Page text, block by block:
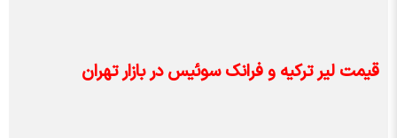
قیمت لیر ترکیه و فرانک سوئیس در بازار تهران